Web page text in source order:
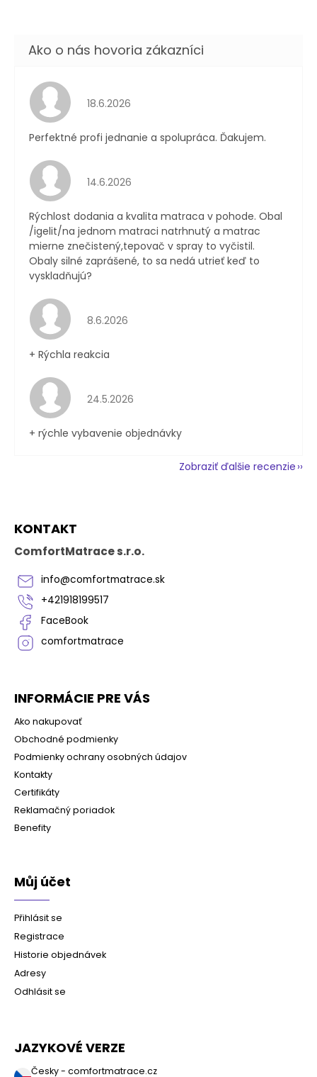
Hodnotenie obchodu je 5 z 5 hviezdičiek.
18.6.2026
Perfektné profi jednanie a spolupráca. Ďakujem.
Hodnotenie obchodu je 4 z 5 hviezdičiek.
14.6.2026
Rýchlost dodania a kvalita matraca v pohode. Obal
/igelit/na jednom matraci natrhnutý a matrac
mierne znečistený,tepovač v spray to vyčistil.
Obaly silné zaprášené, to sa nedá utrieť keď to
vyskladňujú?
Hodnotenie obchodu je 4 z 5 hviezdičiek.
8.6.2026
+ Rýchla reakcia
Hodnotenie obchodu je 5 z 5 hviezdičiek.
24.5.2026
+ rýchle vybavenie objednávky
Zobraziť ďalšie recenzie
KONTAKT
ComfortMatrace s.r.o.
info@comfortmatrace.sk
+421918199517
FaceBook
comfortmatrace
INFORMÁCIE PRE VÁS
Ako nakupovať
Obchodné podmienky
Podmienky ochrany osobných údajov
Kontakty
Certifikáty
Reklamačný poriadok
Benefity
Můj účet
Přihlásit se
Registrace
Historie objednávek
Adresy
Odhlásit se
JAZYKOVÉ VERZE
Česky - comfortmatrace.cz